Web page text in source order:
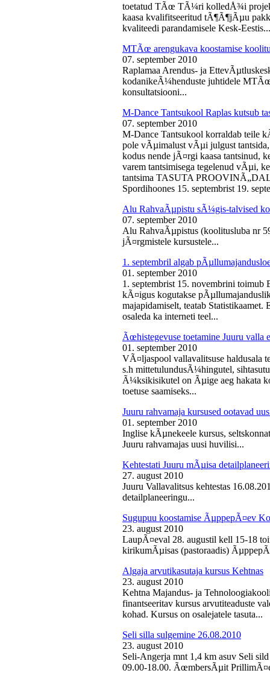
toetatud TÃœ TÃ¼ri kolledÅ¾i
kaasa kvalifitseeritud tÃ¶Ã¶jÃµu
kvaliteedi parandamisele Kesk-Eestis...
MTÃœ arengukava koostamise
07. september 2010
Raplamaa Arendus- ja
kodanikeÃ¼henduste juhtidele
konsultatsiooni...
M-Dance Tantsukool Raplas kutsub
07. september 2010
M-Dance Tantsukool korraldab teile
pole vÃµimalust vÃµi julgust
kodus nende jÃ¤rgi kaasa tantsinud,
varem tantsimisega tegelenud vÃµi,
tantsima TASUTA
Spordihoones 15. septembrist 19.
Alu RahvaÃµpistu sÃ¼gis-talvised
07. september 2010
Alu RahvaÃµpistus (koolitusluba nr
jÃ¤rgmistele kursustele...
1. septembril algab
01. september 2010
1. septembrist 15. novembrini toimub
kÃ¤igus kogutakse
majapidamiselt, teatab Statistikaamet.
osaleda ka interneti teel...
Ãœhistegevuse toetamine Juuru valla
01. september 2010
VÃ¤ljaspool vallavalitsuse haldusala
s.h mittetulundusÃ¼hingutel,
Ã¼ksikisikutel on Ãµige aeg hakata
toetuse saamiseks...
Juuru rahvamaja kursused ootavad
01. september 2010
Inglise kÃµnekeele kursus,
Juuru rahvamajas uusi huvilisi...
Kehtestati Juuru mÃµisa
27. august 2010
Juuru Vallavalitsus kehtestas
detailplaneeringu...
Sugupuu koostamise ÃµppepÃ¤ev
23. august 2010
LaupÃ¤eval 28. augustil kell 15-18
kirikumÃµisas (pastoraadis)
Algaja arvutikasutaja kursus Kehtnas
23. august 2010
Kehtna Majandus- ja
finantseeritav kursus arvutiteaduste
kohad. Kursus on osalejatele tasuta...
Seli silla sulgemine 26.08.2010
23. august 2010
Seli-Angerja mnt 1,4 km asuv Seli
09.00-18.00. ÃœmbersÃµit